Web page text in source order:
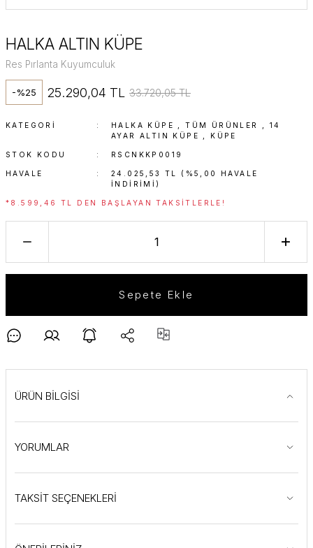
HALKA ALTIN KÜPE
Res Pırlanta Kuyumculuk
-%25 25.290,04 TL 33.720,05 TL
KATEGORI HALKA KÜPE ,TÜM ÜRÜNLER
14
AYAR ALTIN KÜPE
KÜPE
STOK KODU RSCNKKP0019
HAVALE
24.025,53 TL (%5,00 HAVALE
INDIRIMI)
*8.599,46 TL DEN BAŞLAYAN TAKSITLERLE!
Sepete Ekle
ÜRÜN BİLGİSİ
YORUMLAR
TAKSİT SEÇENEKLERİ